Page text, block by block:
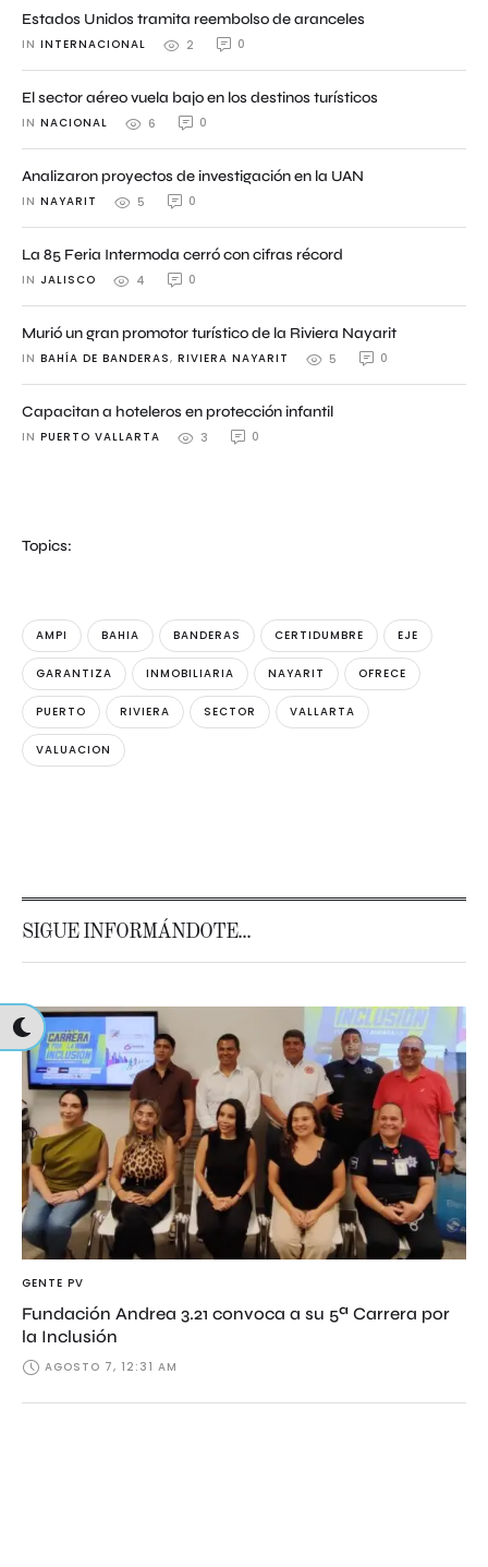
Estados Unidos tramita reembolso de aranceles
IN INTERNACIONAL 2 0
El sector aéreo vuela bajo en los destinos turísticos
IN NACIONAL 6 0
Analizaron proyectos de investigación en la UAN
IN NAYARIT 5 0
La 85 Feria Intermoda cerró con cifras récord
IN JALISCO 4 0
Murió un gran promotor turístico de la Riviera Nayarit
IN BAHÍA DE BANDERAS, RIVIERA NAYARIT 5 0
Capacitan a hoteleros en protección infantil
IN PUERTO VALLARTA 3 0
Topics:
AMPI BAHIA BANDERAS CERTIDUMBRE EJE
GARANTIZA INMOBILIARIA NAYARIT OFRECE
PUERTO RIVIERA SECTOR VALLARTA
VALUACION
SIGUE INFORMÁNDOTE...
GENTE PV
Fundación Andrea 3.21 convoca a su 5ª Carrera por
la Inclusión
AGOSTO 7, 12:31 AM